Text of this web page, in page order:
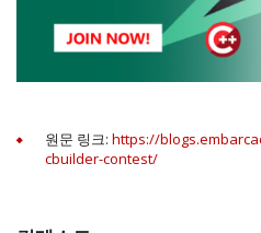
원문 링크: https://
cbuilder-contest/